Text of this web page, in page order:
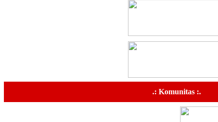
.: Komunitas :.